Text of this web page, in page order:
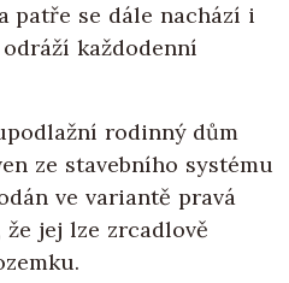
patře se dále nachází i
každodenní
rodinný dům
ze stavebního systému
ve variantě pravá
že jej lze zrcadlově